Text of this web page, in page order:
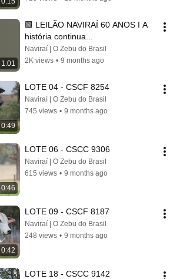
1:01
🟩 LEILÃO NAVIRAÍ 60 ANOS I A
história continua...
Naviraí | O Zebu do Brasil
2K views • 9 months ago
0:49
LOTE 04 - CSCF 8254
Naviraí | O Zebu do Brasil
745 views • 9 months ago
0:46
LOTE 06 - CSCC 9306
Naviraí | O Zebu do Brasil
615 views • 9 months ago
0:42
LOTE 09 - CSCF 8187
Naviraí | O Zebu do Brasil
248 views • 9 months ago
LOTE 18 - CSCC 9142